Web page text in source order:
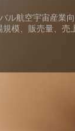
ル航空宇宙産業
模、販売量、売